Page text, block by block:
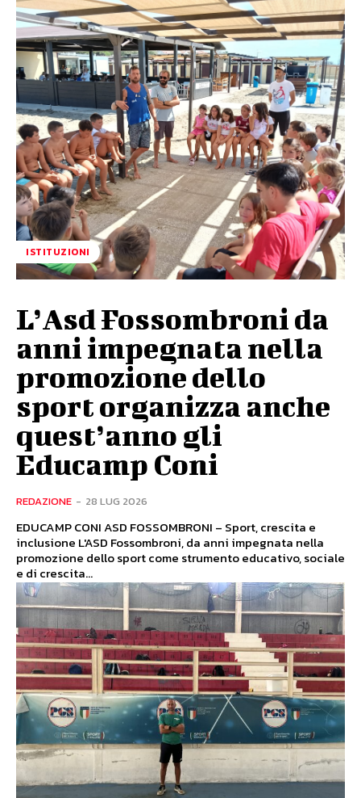
ISTITUZIONI
L’Asd Fossombroni da
anni impegnata nella
promozione dello
sport organizza anche
quest’anno gli
Educamp Coni
REDAZIONE - 28 LUG 2026
EDUCAMP CONI ASD FOSSOMBRONI – Sport, crescita e
inclusione L'ASD Fossombroni, da anni impegnata nella
promozione dello sport come strumento educativo, sociale
e di crescita...